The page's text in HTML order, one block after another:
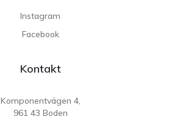
Instagram
Facebook
Kontakt
Komponentvägen 4,
961 43 Boden